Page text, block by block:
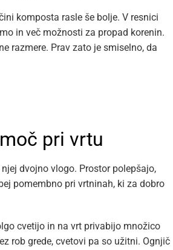
komposta rasle še bolje. V resnici
in več možnosti za propad korenin.
razmere. Prav zato je smiselno, da
pri vrtu
dvojno vlogo. Prostor polepšajo,
pomembno pri vrtninah, ki za dobro
cvetijo in na vrt privabijo množico
rob grede, cvetovi pa so užitni. Ognjič